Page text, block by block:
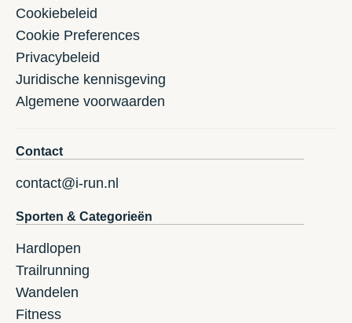
Cookiebeleid
Cookie Preferences
Privacybeleid
Juridische kennisgeving
Algemene voorwaarden
Contact
contact@i-run.nl
Sporten & Categorieën
Hardlopen
Trailrunning
Wandelen
Fitness